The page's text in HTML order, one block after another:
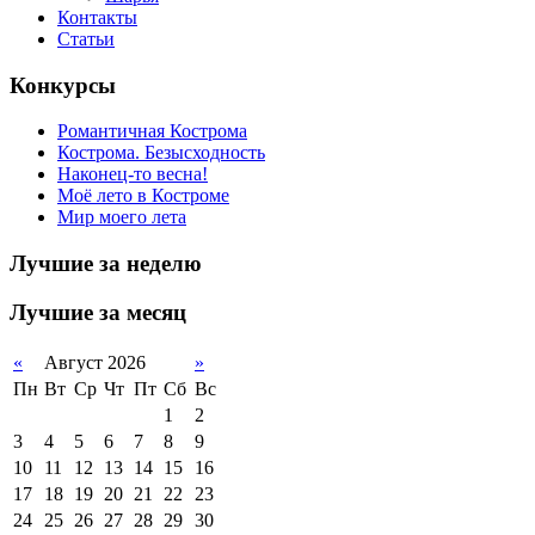
Контакты
Статьи
Конкурсы
Романтичная Кострома
Кострома. Безысходность
Наконец-то весна!
Моё лето в Костроме
Мир моего лета
Лучшие за неделю
Лучшие за месяц
« Август 2026
»
Пн Вт Ср Чт Пт Сб Вс
1
2
3
4 5 6 7 8
9
10
11 12 13 14 15
16
17
18 19 20 21 22
23
24
25 26 27 28 29 30